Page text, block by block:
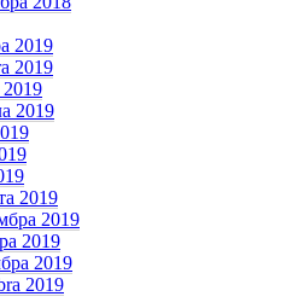
2019
2019
2019
2019
2019
2019
2019
2019